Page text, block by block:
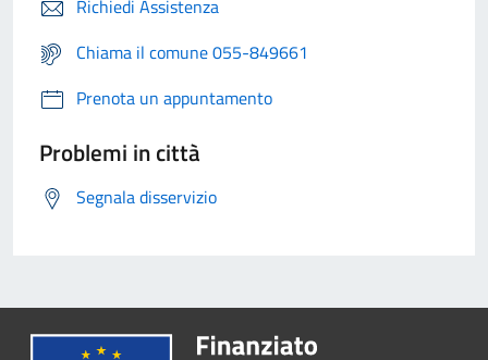
Richiedi Assistenza
Chiama il comune 055-849661
Prenota un appuntamento
Problemi in città
Segnala disservizio